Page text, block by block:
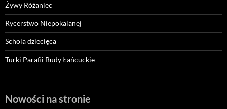
Żywy Różaniec
Rycerstwo Niepokalanej
Schola dziecięca
Turki Parafii Budy Łańcuckie
Nowości na stronie